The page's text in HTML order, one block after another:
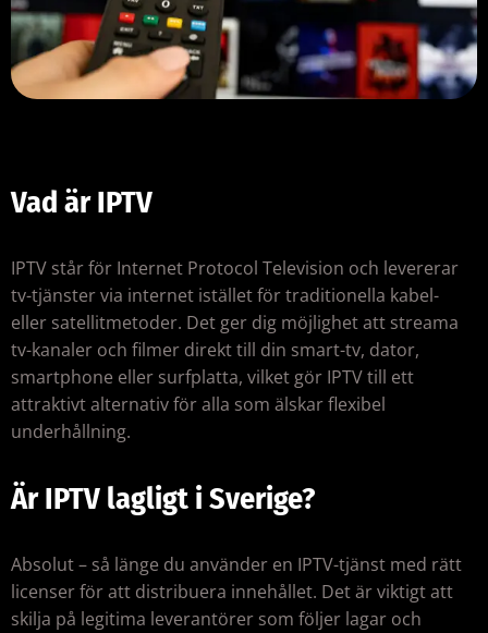
Vad är IPTV
IPTV står för Internet Protocol Television och levererar
tv-tjänster via internet istället för traditionella kabel-
eller satellitmetoder. Det ger dig möjlighet att streama
tv-kanaler och filmer direkt till din smart-tv, dator,
smartphone eller surfplatta, vilket gör IPTV till ett
attraktivt alternativ för alla som älskar flexibel
underhållning.
Är IPTV lagligt i Sverige?
Absolut – så länge du använder en IPTV-tjänst med rätt
licenser för att distribuera innehållet. Det är viktigt att
skilja på legitima leverantörer som följer lagar och